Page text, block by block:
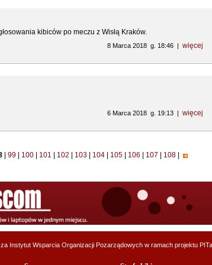
kibiców po meczu z Wisłą Kraków.
8 Marca 2018 g. 18:46 | więcej
6 Marca 2018 g. 19:13 | więcej
99 100 101 102 103 104 105 106 107 108
Instytut Wsparcia Organizacji Pozarządowych w ramach projektu